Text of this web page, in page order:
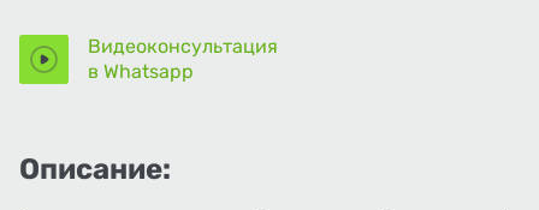
Видеоконсультация
в Whatsapp
Описание: